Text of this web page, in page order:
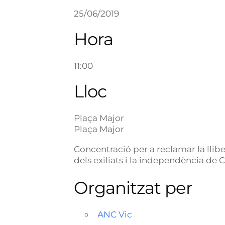
25/06/2019
Hora
11:00
Lloc
Plaça Major
Plaça Major
Concentració per a reclamar la
dels exiliats i la independència de
Organitzat per
ANC Vic